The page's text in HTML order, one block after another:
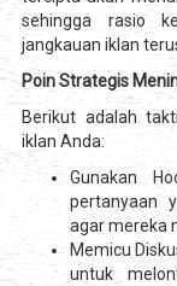
sehingga rasio
jangkauan iklan
Poin Strategis
Berikut adalah
iklan Anda:
Gunakan
pertanyaan
agar mereka
Memicu
untuk